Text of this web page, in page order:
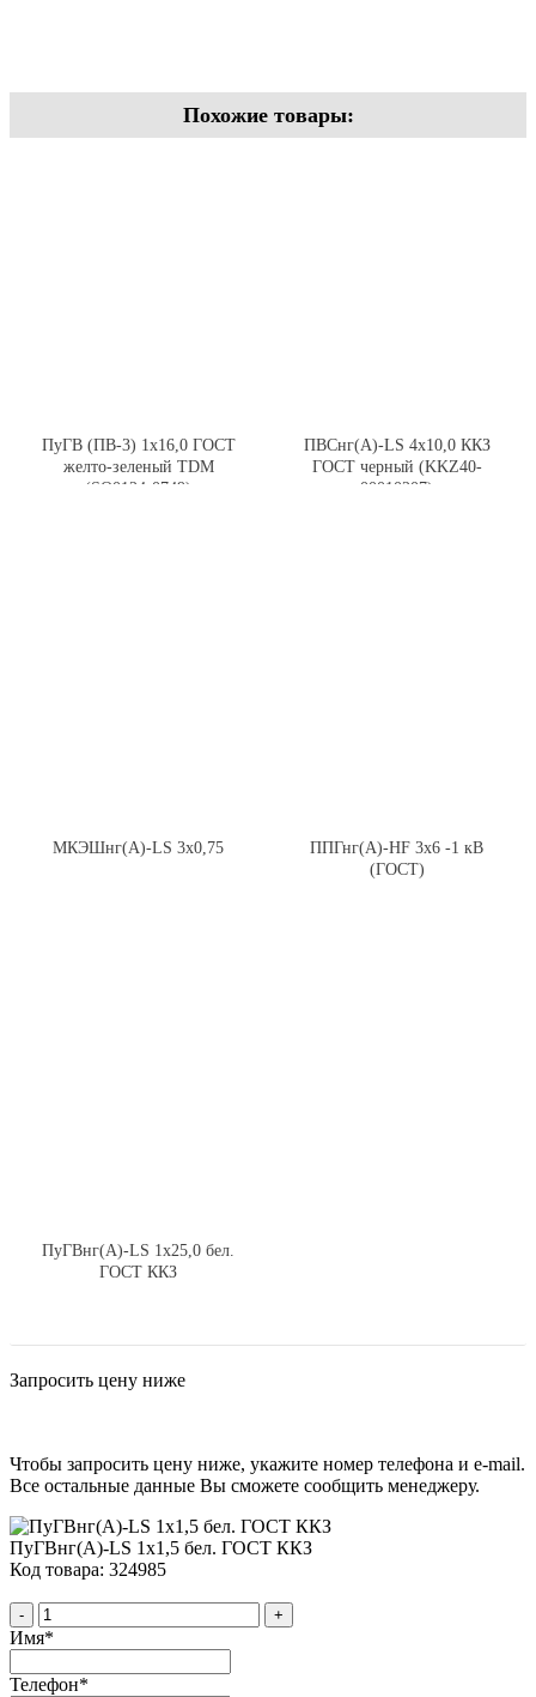
Похожие товары:
ПуГВ (ПВ-3) 1х16,0 ГОСТ
желто-зеленый TDM
(SQ0124-0749)
ПВСнг(А)-LS 4х10,0 ККЗ
ГОСТ черный (KKZ40-
00010207)
МКЭШнг(А)-LS 3х0,75
ППГнг(А)-HF 3х6 -1 кВ
(ГОСТ)
ПуГВнг(А)-LS 1х25,0 бел.
ГОСТ ККЗ
Запросить цену ниже
Чтобы запросить цену ниже, укажите номер телефона и e-mail.
Все остальные данные Вы сможете сообщить менеджеру.
ПуГВнг(А)-LS 1х1,5 бел. ГОСТ ККЗ
Код товара: 324985
- +
Имя*
Телефон*